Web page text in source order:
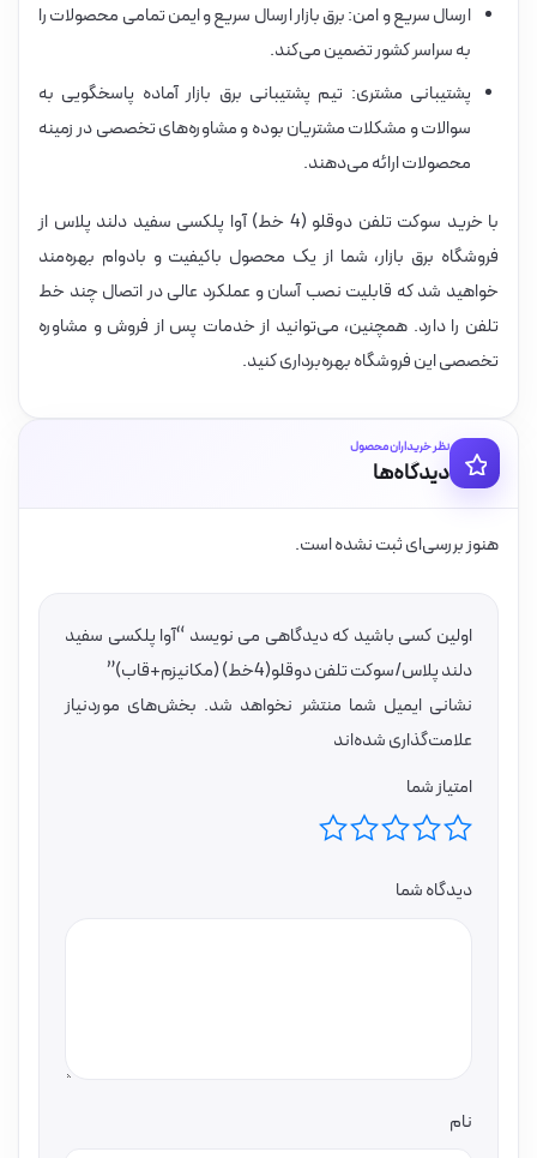
ارسال سریع و امن: برق بازار ارسال سریع و ایمن تمامی محصولات را
به سراسر کشور تضمین می‌کند.
پشتیبانی مشتری: تیم پشتیبانی برق بازار آماده پاسخگویی به
سوالات و مشکلات مشتریان بوده و مشاوره‌های تخصصی در زمینه
محصولات ارائه می‌دهند.
با خرید سوکت تلفن دوقلو (4 خط) آوا پلکسی سفید دلند پلاس از
فروشگاه برق بازار، شما از یک محصول باکیفیت و بادوام بهره‌مند
خواهید شد که قابلیت نصب آسان و عملکرد عالی در اتصال چند خط
تلفن را دارد. همچنین، می‌توانید از خدمات پس از فروش و مشاوره
تخصصی این فروشگاه بهره‌برداری کنید.
نظر خریداران محصول
دیدگاه‌ها
هنوز بررسی‌ای ثبت نشده است.
اولین کسی باشید که دیدگاهی می نویسد “آوا پلکسی سفید
دلند پلاس/سوکت تلفن دوقلو(4خط) (مکانیزم+قاب)”
نشانی ایمیل شما منتشر نخواهد شد. بخش‌های موردنیاز
علامت‌گذاری شده‌اند
امتیاز شما
دیدگاه شما
نام